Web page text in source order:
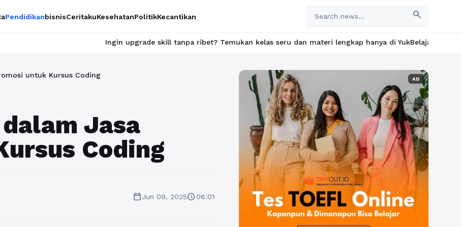
PendidikanbisnisCeritakuKesehatanPolitikKecantikan search
Ingin upgrade skill tanpa ribet? Temukan kelas seru dan materi lengkap hanya di YukBelajar.com. Mulai langkah
untuk Kursus Coding
Jasa
Coding
calendar_todayJun 09, 2025schedule06:01
AD